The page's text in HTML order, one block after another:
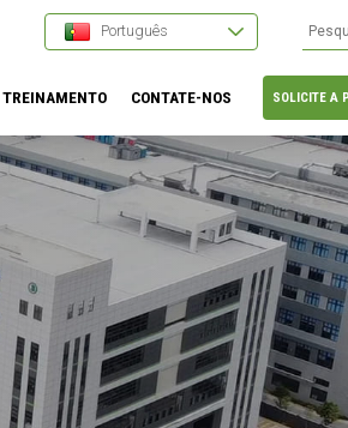
Português
SOLICITE A
TREINAMENTO CONTATE-NOS